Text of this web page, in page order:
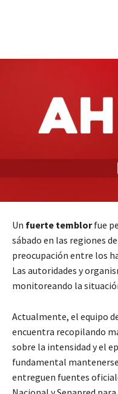
Un fuerte temblorfue
sábado en las regiones de
preocupación entre los
Las autoridades y
monitoreando la
Actualmente, el equipo
encuentra recopilando
sobre la intensidad y el
fundamental
entreguen fuentes